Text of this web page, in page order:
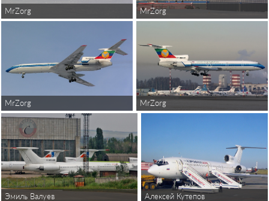
MrZorg MrZorg
MrZorg MrZorg
Эмиль Валуев Алексей Кутепов